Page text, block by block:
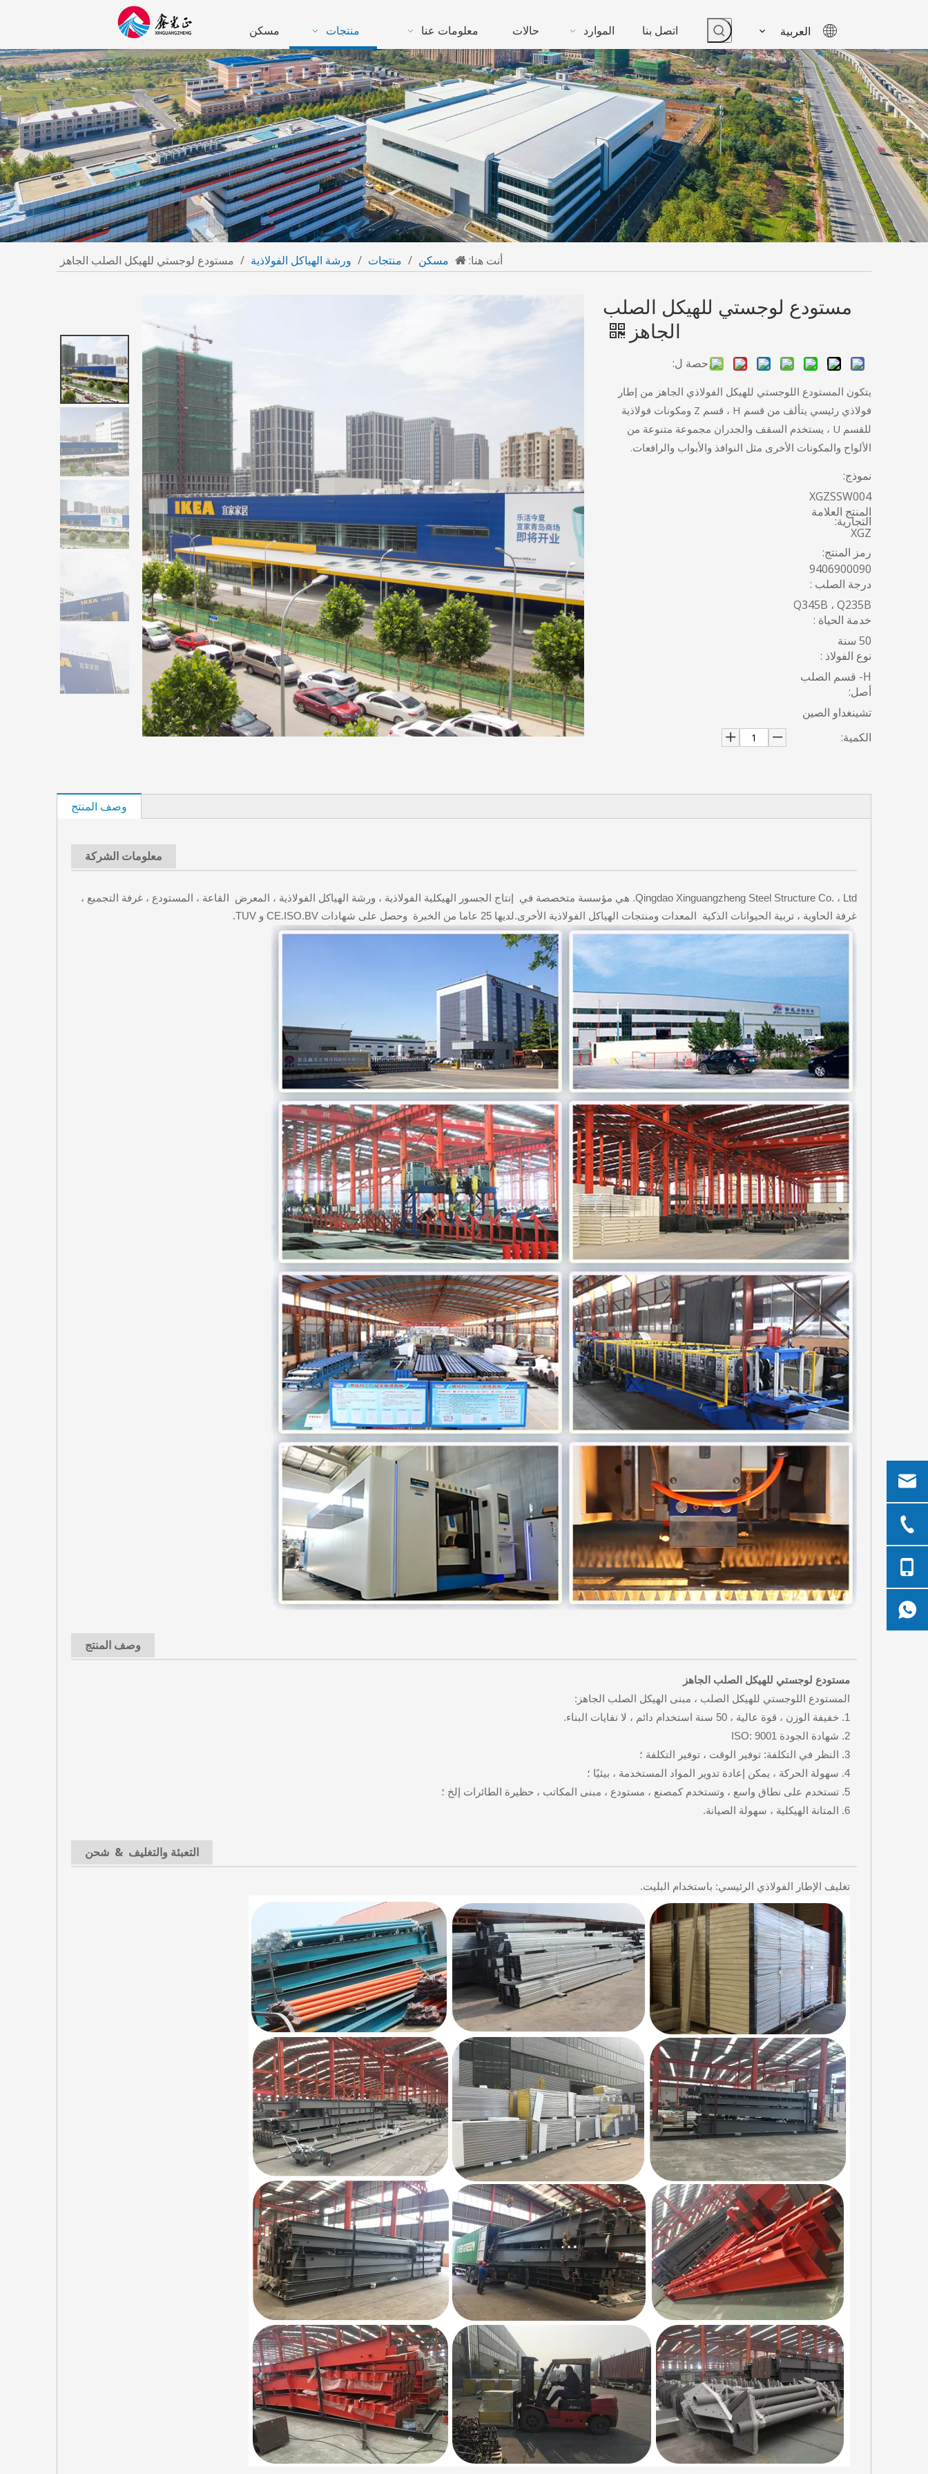
اتصل بنا الموارد حالات معلومات عنا منتجات مسكن العربية
أنت هنا: مسكن / منتجات / ورشة الهياكل الفولاذية / مستودع لوجستي للهيكل الصلب الجاهز
مستودع لوجستي للهيكل الصلب
الجاهز
حصة ل:
يتكون المستودع اللوجستي للهيكل الفولاذي الجاهز من إطار
فولاذي رئيسي يتألف من قسم H ، قسم Z ومكونات فولاذية
للقسم U ، يستخدم السقف والجدران مجموعة متنوعة من
الألواح والمكونات الأخرى مثل النوافذ والأبواب والرافعات.
نموذج:
XGZSSW004
المنتج العلامة
التجارية:
XGZ
رمز المنتج:
9406900090
درجة الصلب :
Q345B ، Q235B
خدمة الحياة :
50 سنة
نوع الفولاذ :
H- قسم الصلب
أصل:
تشينغداو الصين
الكمية:
وصف المنتج
معلومات الشركة
Qingdao Xinguangzheng Steel Structure Co. ، Ltd. هي مؤسسة متخصصة في إنتاج الجسور الهيكلية الفولاذية ، ورشة الهياكل الفولاذية ، المعرض القاعة ، المستودع ، غرفة التجميع ،
غرفة الحاوية ، تربية الحيوانات الذكية المعدات ومنتجات الهياكل الفولاذية الأخرى.لديها 25 عاما من الخبرة وحصل على شهادات CE.ISO.BV و TUV.
وصف المنتج
مستودع لوجستي للهيكل الصلب الجاهز
المستودع اللوجستي للهيكل الصلب ، مبنى الهيكل الصلب الجاهز:
1. خفيفة الوزن ، قوة عالية ، 50 سنة استخدام دائم ، لا نفايات البناء.
2. شهادة الجودة ISO: 9001
3. النظر في التكلفة: توفير الوقت ، توفير التكلفة ؛
4. سهولة الحركة ، يمكن إعادة تدوير المواد المستخدمة ، بيئيًا ؛
5. تستخدم على نطاق واسع ، وتستخدم كمصنع ، مستودع ، مبنى المكاتب ، حظيرة الطائرات إلخ ؛
6. المتانة الهيكلية ، سهولة الصيانة.
التعبئة والتغليف & شحن
تغليف الإطار الفولاذي الرئيسي: باستخدام البليت.